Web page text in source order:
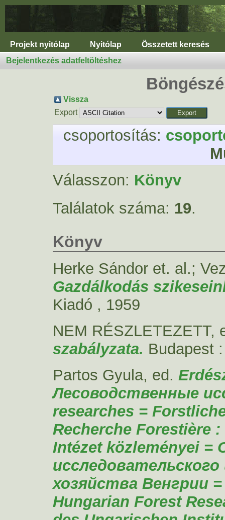
Projekt nyitólap Nyitólap
Összetett keresés
Bejelentkezés adatfeltöltéshez
Vissza
Export
csoportosítás:
Válasszon: Könyv
Találatok száma: 19.
Könyv
Herke Sándor et. al.;
Gazdálkodás
Kiadó , 1959
NEM RÉSZLETEZETT,
szabályzata. Budapest
Partos Gyula, ed.
Лесоводственные
researches =
Recherche Forestière
Intézet közleményei =
хозяйства Венгрии
Hungarian Forest